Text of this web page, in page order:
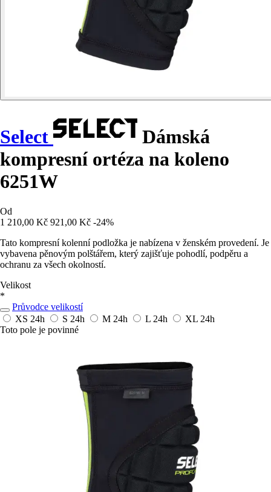
Select
Dámská
kompresní ortéza na koleno
6251W
Od
1 210,00 Kč 921,00 Kč -24%
Tato kompresní kolenní podložka je nabízena v ženském provedení. Je
vybavena pěnovým polštářem, který zajišťuje pohodlí, podpěru a
ochranu za všech okolností.
Velikost
*
Průvodce velikostí
XS 24h S 24h M 24h L 24h XL 24h
Toto pole je povinné